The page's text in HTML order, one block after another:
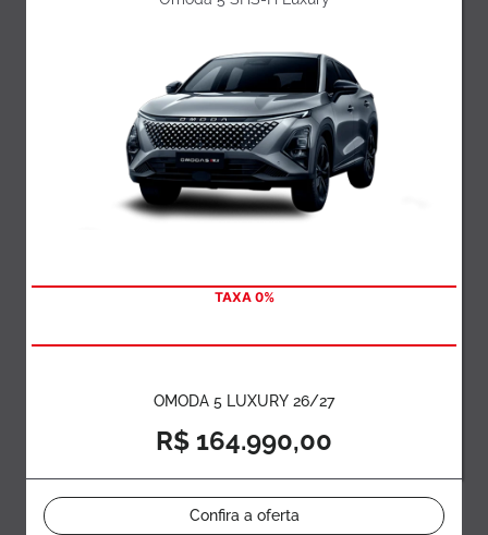
TAXA 0%
OMODA 5 LUXURY 26/27
R$ 164.990,00
Confira a oferta